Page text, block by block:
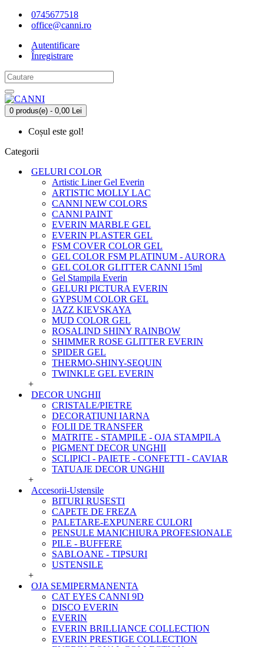
0745677518
office@canni.ro
Autentificare
Înregistrare
0 produs(e) - 0,00 Lei
Coșul este gol!
Categorii
GELURI COLOR
Artistic Liner Gel Everin
ARTISTIC MOLLY LAC
CANNI NEW COLORS
CANNI PAINT
EVERIN MARBLE GEL
EVERIN PLASTER GEL
FSM COVER COLOR GEL
GEL COLOR FSM PLATINUM - AURORA
GEL COLOR GLITTER CANNI 15ml
Gel Stampila Everin
GELURI PICTURA EVERIN
GYPSUM COLOR GEL
JAZZ KIEVSKAYA
MUD COLOR GEL
ROSALIND SHINY RAINBOW
SHIMMER ROSE GLITTER EVERIN
SPIDER GEL
THERMO-SHINY-SEQUIN
TWINKLE GEL EVERIN
+
DECOR UNGHII
CRISTALE/PIETRE
DECORATIUNI IARNA
FOLII DE TRANSFER
MATRITE - STAMPILE - OJA STAMPILA
PIGMENT DECOR UNGHII
SCLIPICI - PAIETE - CONFETTI - CAVIAR
TATUAJE DECOR UNGHII
+
Accesorii-Ustensile
BITURI RUSESTI
CAPETE DE FREZA
PALETARE-EXPUNERE CULORI
PENSULE MANICHIURA PROFESIONALE
PILE - BUFFERE
SABLOANE - TIPSURI
USTENSILE
+
OJA SEMIPERMANENTA
CAT EYES CANNI 9D
DISCO EVERIN
EVERIN
EVERIN BRILLIANCE COLLECTION
EVERIN PRESTIGE COLLECTION